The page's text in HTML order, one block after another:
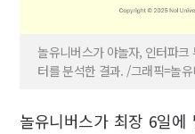
놀유니버스가 야놀자, 인터파크
터를 분석한 결과. /그래픽=놀유
놀유니버스가 최장 6일